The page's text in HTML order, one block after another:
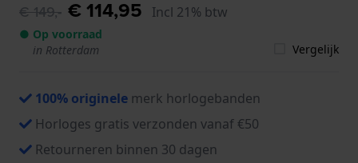
€ 149,- € 114,95 Incl 21% btw
● Op voorraad
in Rotterdam
Vergelijk
100% originele merk horlogebanden
Horloges gratis verzonden vanaf €50
Retourneren binnen 30 dagen